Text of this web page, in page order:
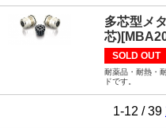
多芯型メ
芯
SOLD OUT
耐薬品・耐熱・
ドです。
1-12 / 39